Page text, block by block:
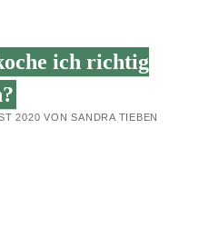
ich richtig
2020 VON SANDRA TIEBEN